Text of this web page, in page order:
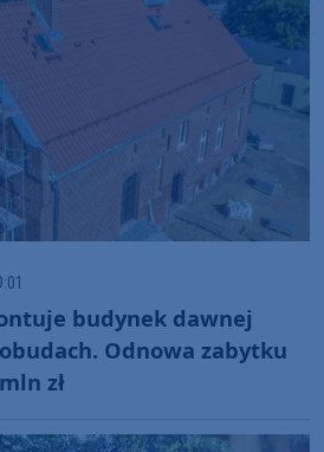
budynek dawnej
Odnowa zabytku
zł